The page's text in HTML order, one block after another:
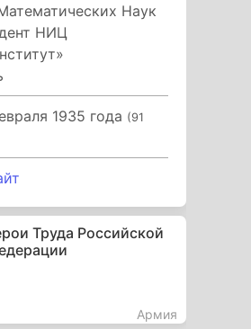
Наук
НИЦ
1935 года (91
Труда Российской
Армия